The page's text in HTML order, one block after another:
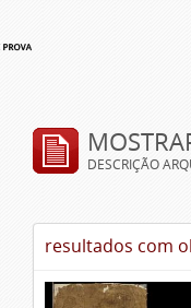
DESCRIÇÃO
resultados com